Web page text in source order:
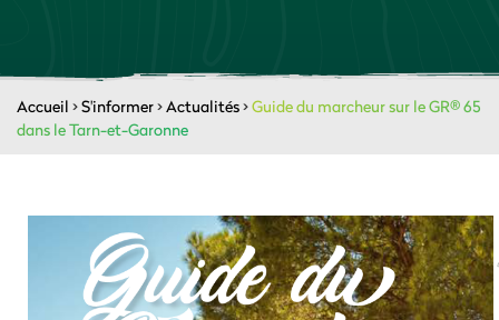
Accueil >S'informer>Actualités>Guide du marcheur sur le GR® 65
dans le Tarn-et-Garonne